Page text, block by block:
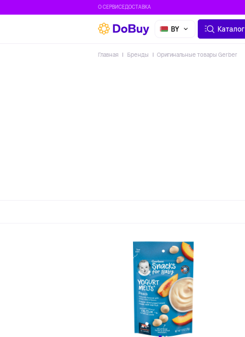
О СЕРВИСЕДОСТАВКА
BY Каталог
Главная Бренды Оригинальные товары Gerber